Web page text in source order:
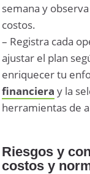
semana y
costos.
– Registra cada
ajustar el plan
enriquecer tu
financiera y la
herramientas de
Riesgos y
costos y